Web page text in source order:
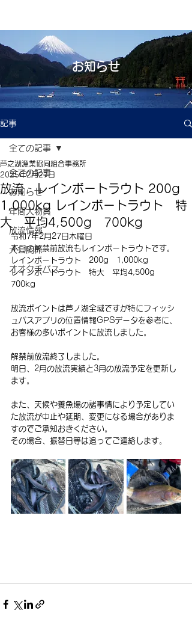
お知らせ
記事
全ての記事
お知らせ
年間大物賞
放流情報
大会関係
オオクチバス
全ての記事
放流 レインボートラウト 200g
1,000kg レインボートラウト 特
大 平均4,500g 700kg
芦之湖漁業協同組合事務所
2025年2月27日
令和7年2月27日木曜日
本日の解禁前放流もレインボートラウトです。
レインボートラウト　200g　1,000kg
レインボートラウト　特大　平均4,500g
700kg
放流ポイントは芦ノ湖全域ですが特にフィッシ
ュパスアプリの位置情報GPSデータを参考に、
お客様の多いポイントに放流しました。
解禁前放流終了しました。
明日、2月の放流実績と3月の放流予定を更新し
ます。
また、天候や養魚場の諸事情により予定してい
た放流が中止や延期、変更になる場合がありま
すのでご承知おきください。
その場合、振替日等は追ってご連絡します。